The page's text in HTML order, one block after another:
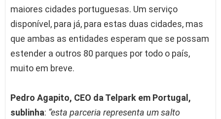
maiores cidades portuguesas. Um serviço
disponível, para já, para estas duas cidades, mas
que ambas as entidades esperam que se possam
estender a outros 80 parques por todo o país,
muito em breve.
Pedro Agapito, CEO da Telpark em Portugal,
sublinha: “esta parceria representa um salto